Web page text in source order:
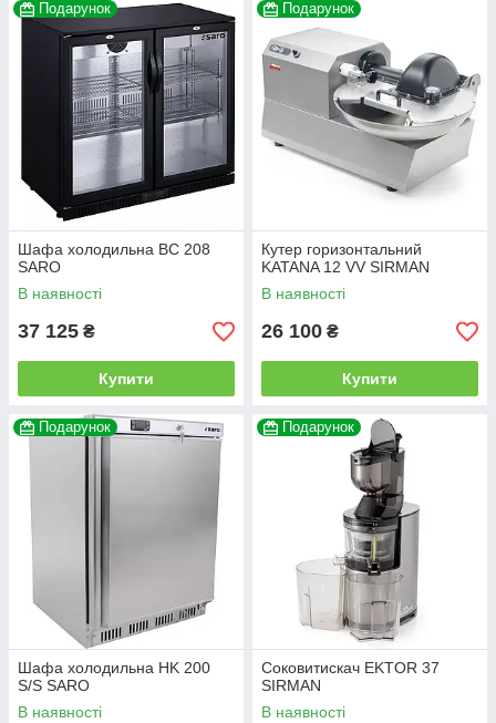
Подарунок
Шафа холодильна BC 208
SARO
В наявності
37 125 ₴
Купити
Подарунок
Кутер горизонтальний
KATANA 12 VV SIRMAN
В наявності
26 100 ₴
Купити
Подарунок
Шафа холодильна HK 200
S/S SARO
В наявності
Подарунок
Соковитискач EKTOR 37
SIRMAN
В наявності